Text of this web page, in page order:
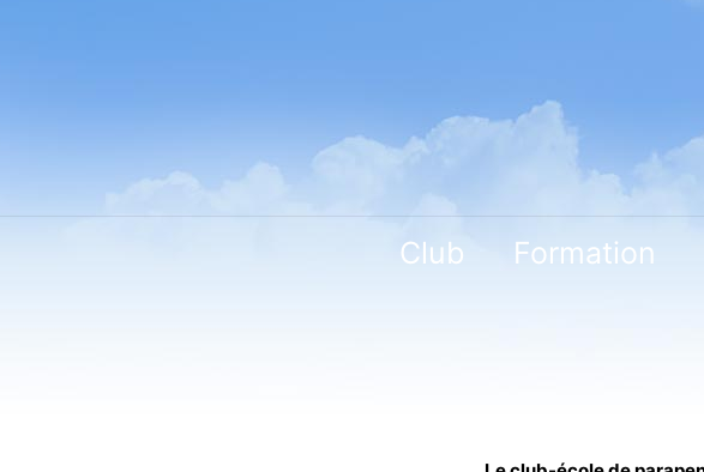
Club Formation